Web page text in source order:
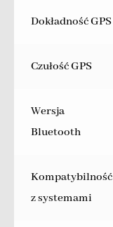
Dokładność GPS
Czułość GPS
Wersja
Bluetooth
Kompatybilność
z systemami